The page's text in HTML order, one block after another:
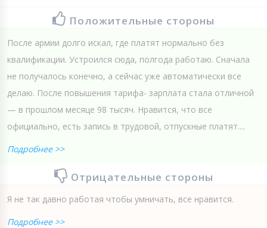
Положительные стороны
После армии долго искал, где платят нормально без
квалификации. Устроился сюда, полгода работаю. Сначала
не получалось конечно, а сейчас уже автоматически все
делаю. После повышения тарифа- зарплата стала отличной
— в прошлом месяце 98 тысяч. Нравится, что все
официально, есть запись в трудовой, отпускные платят....
Подробнее >>
Отрицательные стороны
Я не так давно работая чтобы умничать, все нравится.
Подробнее >>